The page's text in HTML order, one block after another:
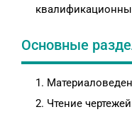
Основные
Чтение